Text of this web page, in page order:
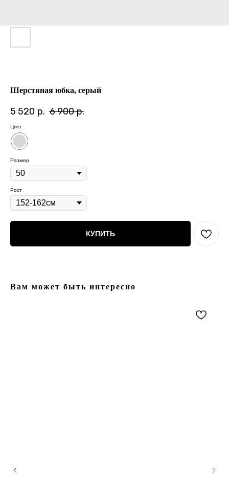
Шерстяная юбка, серый
5 520 р. 6 900 р.
Цвет
Размер
Рост
КУПИТЬ
Вам может быть интересно